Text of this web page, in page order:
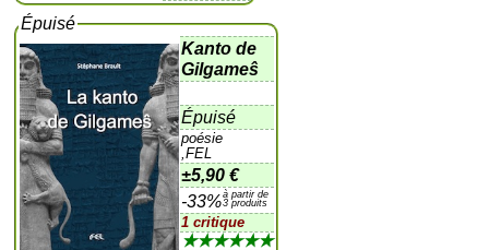
Épuisé
Kanto de
Gilgameŝ
Épuisé
poésie
,FEL
±5,90 €
-33%à partir de
3 produits
1 critique
★★★★★★